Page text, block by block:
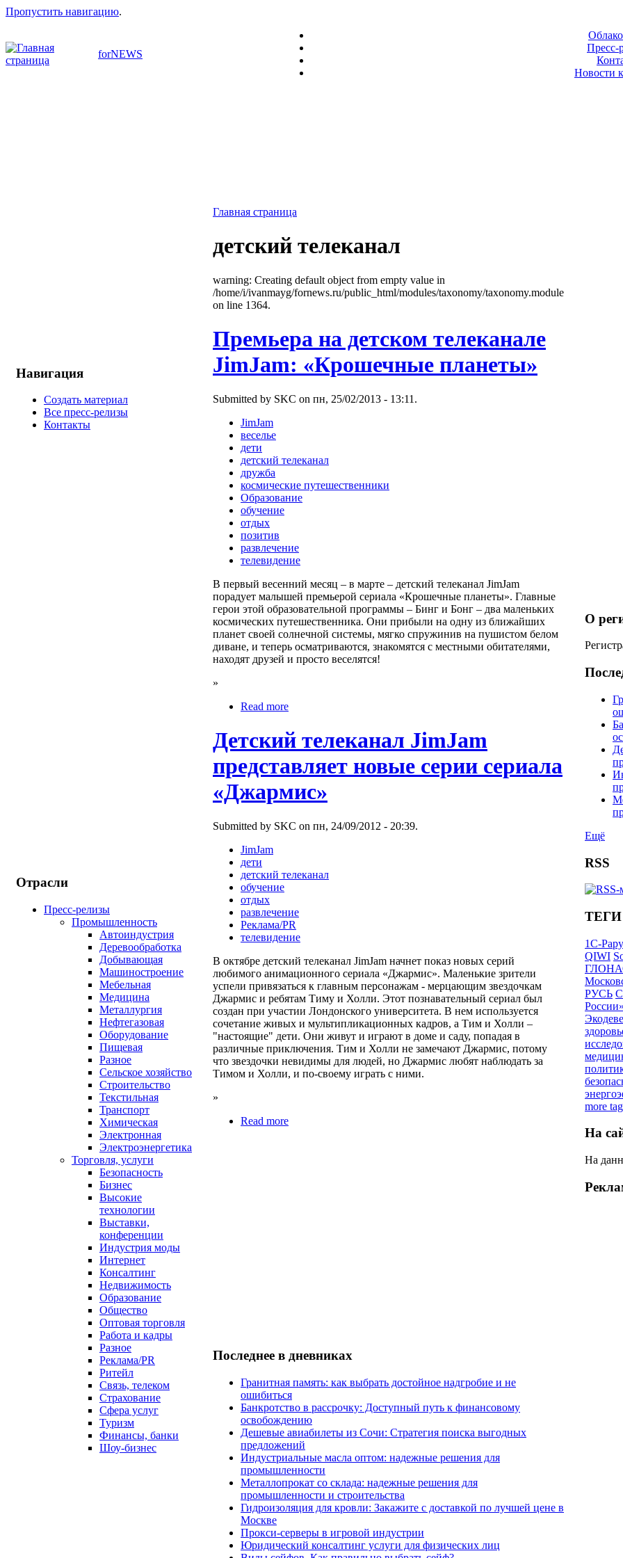
Пропустить навигацию.
forNEWS
Пресс-
Новости
Навигация
Создать материал
Все пресс-релизы
Контакты
Отрасли
Пресс-релизы
Промышленность
Автоиндустрия
Деревообработка
Добывающая
Машиностроение
Мебельная
Медицина
Металлургия
Нефтегазовая
Оборудование
Пищевая
Разное
Сельское хозяйство
Строительство
Текстильная
Транспорт
Химическая
Электронная
Электроэнергетика
Торговля, услуги
Безопасность
Бизнес
Высокие
технологии
Выставки,
конференции
Индустрия моды
Интернет
Консалтинг
Недвижимость
Образование
Общество
Оптовая торговля
Работа и кадры
Разное
Реклама/PR
Ритейл
Связь, телеком
Страхование
Сфера услуг
Туризм
Финансы, банки
Шоу-бизнес
Главная страница
детский телеканал
warning: Creating default object from empty value in
/home/i/ivanmayg/fornews.ru/public_html/modules/taxonomy/taxonomy.module
on line 1364.
Премьера на детском телеканале
JimJam: «Крошечные планеты»
Submitted by SKC on пн, 25/02/2013 - 13:11.
JimJam
веселье
дети
детский телеканал
дружба
космические путешественники
Образование
обучение
отдых
позитив
развлечение
телевидение
В первый весенний месяц – в марте – детский телеканал JimJam
порадует малышей премьерой сериала «Крошечные планеты». Главные
герои этой образовательной программы – Бинг и Бонг – два маленьких
космических путешественника. Они прибыли на одну из ближайших
планет своей солнечной системы, мягко спружинив на пушистом белом
диване, и теперь осматриваются, знакомятся с местными обитателями,
находят друзей и просто веселятся!
»
Read more
Детский телеканал JimJam
представляет новые серии сериала
«Джармис»
Submitted by SKC on пн, 24/09/2012 - 20:39.
JimJam
дети
детский телеканал
обучение
отдых
развлечение
Реклама/PR
телевидение
В октябре детский телеканал JimJam начнет показ новых серий
любимого анимационного сериала «Джармис». Маленькие зрители
успели привязаться к главным персонажам - мерцающим звездочкам
Джармис и ребятам Тиму и Холли. Этот познавательный сериал был
создан при участии Лондонского университета. В нем используется
сочетание живых и мультипликационных кадров, а Тим и Холли –
"настоящие" дети. Они живут и играют в доме и саду, попадая в
различные приключения. Тим и Холли не замечают Джармис, потому
что звездочки невидимы для людей, но Джармис любят наблюдать за
Тимом и Холли, и по-своему играть с ними.
»
Read more
Последнее в дневниках
Гранитная память: как выбрать достойное надгробие и не
ошибиться
Банкротство в рассрочку: Доступный путь к финансовому
освобождению
Дешевые авиабилеты из Сочи: Стратегия поиска выгодных
предложений
Индустриальные масла оптом: надежные решения для
промышленности
Металлопрокат со склада: надежные решения для
промышленности и строительства
Гидроизоляция для кровли: Закажите с доставкой по лучшей цене в
Москве
Прокси-серверы в игровой индустрии
Юридический консалтинг услуги для физических лиц
О
Ещё
RSS
ТЕГИ
1С-
QIWI
РУСЬ
России»
more
На
На